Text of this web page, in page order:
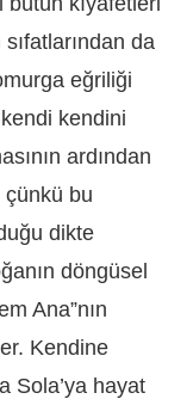
da
eğriliği
kendini
ardından
çünkü bu
dikte
döngüsel
Ana”nın
Kendine
Sola’ya hayat